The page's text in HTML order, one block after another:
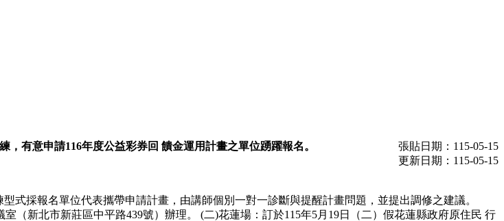
，有意申請116年度公益彩券回 饋金運用計畫之單位踴躍報名。
張貼日期：115-05-15
更新日期：115-05-15
式採報名單位代表攜帶申請計畫，由講師個別一對一診斷與提醒計畫問題，並提出調修之建議。
（新北市新莊區中平路439號）辦理。 (二)花蓮場：訂於115年5月19日（二）假花蓮縣政府原住民 行